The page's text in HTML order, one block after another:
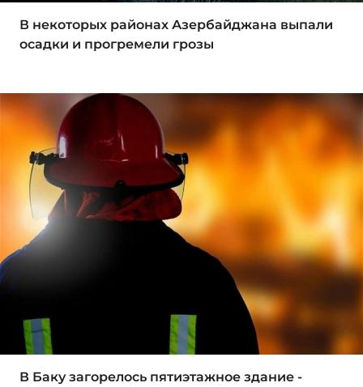
В некоторых районах Азербайджана выпали
осадки и прогремели грозы
В Баку загорелось пятиэтажное здание -